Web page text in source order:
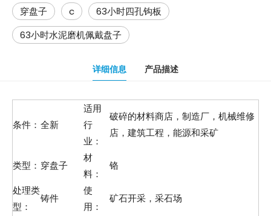
穿盘子 c
63小时四孔钩板
63小时水泥磨机佩戴盘子
详细信息 产品描述
条件： 全新
适用
行
业：
破碎的材料商店，制造厂，机械维修
店，建筑工程，能源和采矿
类型： 穿盘子
材
料：
铬
处理类
型：
铸件
使
用：
矿石开采，采石场